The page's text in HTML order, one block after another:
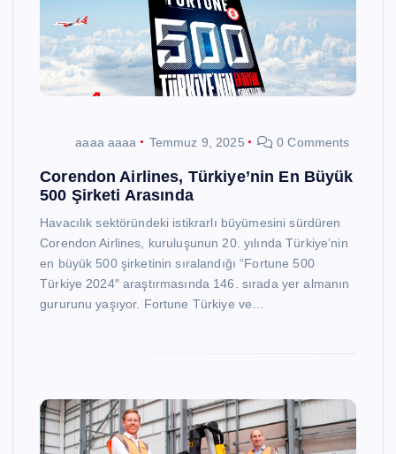
aaaa aaaa Temmuz 9, 2025 0 Comments
Corendon Airlines, Türkiye’nin En Büyük
500 Şirketi Arasında
Havacılık sektöründeki istikrarlı büyümesini sürdüren
Corendon Airlines, kuruluşunun 20. yılında Türkiye’nin
en büyük 500 şirketinin sıralandığı “Fortune 500
Türkiye 2024″ araştırmasında 146. sırada yer almanın
gururunu yaşıyor. Fortune Türkiye ve…